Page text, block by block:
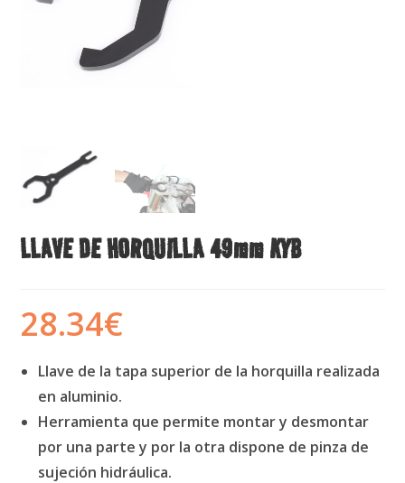
LLAVE DE HORQUILLA 49mm KYB
28.34€
Llave de la tapa superior de la horquilla realizada
en aluminio.
Herramienta que permite montar y desmontar
por una parte y por la otra dispone de pinza de
sujeción hidráulica.